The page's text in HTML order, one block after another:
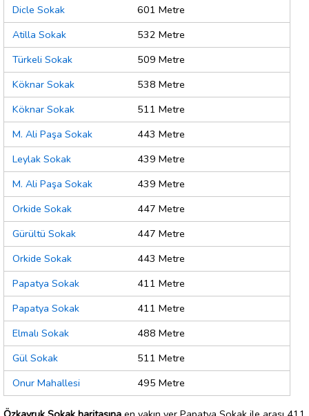
Dicle Sokak
601 Metre
Atilla Sokak
532 Metre
Türkeli Sokak
509 Metre
Köknar Sokak
538 Metre
Köknar Sokak
511 Metre
M. Ali Paşa Sokak
443 Metre
Leylak Sokak
439 Metre
M. Ali Paşa Sokak
439 Metre
Orkide Sokak
447 Metre
Gürültü Sokak
447 Metre
Orkide Sokak
443 Metre
Papatya Sokak
411 Metre
Papatya Sokak
411 Metre
Elmalı Sokak
488 Metre
Gül Sokak
511 Metre
Onur Mahallesi
495 Metre